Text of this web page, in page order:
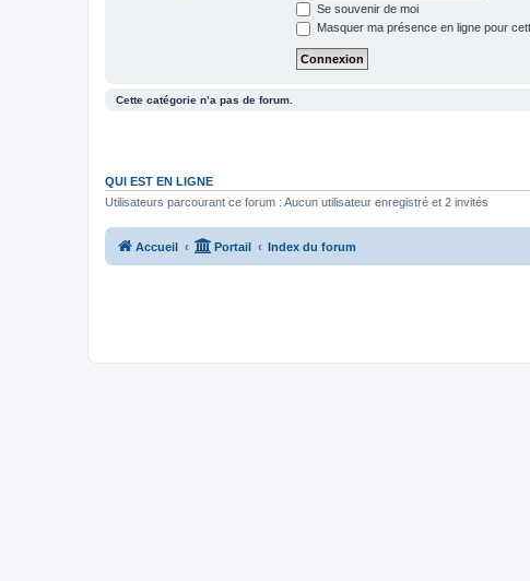
Se souvenir de moi
Masquer ma présence en ligne pour
Cette catégorie n’a pas de forum.
QUI EST EN LIGNE
Utilisateurs parcourant ce forum : Aucun utilisateur enregistré et 2 invités
Accueil Portail Index du forum